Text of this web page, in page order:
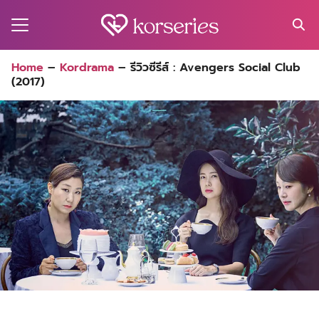
for:
Home – Kordrama –รีวิวซีรีส์ : Avengers Social Club
(2017)